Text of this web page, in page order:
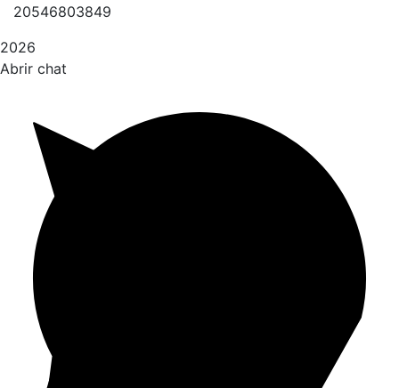
20546803849
2026
Abrir chat